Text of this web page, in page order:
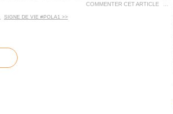
COMMENTER CET ARTICLE
SIGNE DE VIE #POLA1 >>